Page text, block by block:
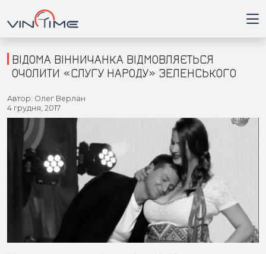
Головна
Війна
Новини
Кримінал
Здоров'я
Приватна думка
ВІДОМА ВІННИЧАНКА ВІДМОВЛЯЄТЬСЯ
ОЧОЛИТИ «СЛУГУ НАРОДУ» ЗЕЛЕНСЬКОГО
Автор: Олег Верлан
4 грудня, 2017